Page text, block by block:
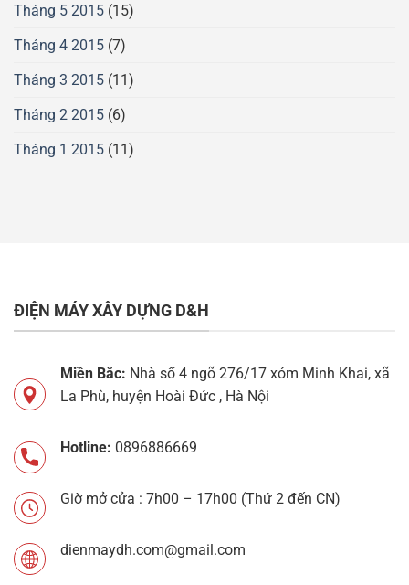
Tháng 5 2015 (15)
Tháng 4 2015 (7)
Tháng 3 2015 (11)
Tháng 2 2015 (6)
Tháng 1 2015 (11)
ĐIỆN MÁY XÂY DỰNG D&H
Miền Bắc: Nhà số 4 ngõ 276/17 xóm Minh Khai, xã
La Phù, huyện Hoài Đức , Hà Nội
Hotline: 0896886669
Giờ mở cửa : 7h00 – 17h00 (Thứ 2 đến CN)
dienmaydh.com@gmail.com